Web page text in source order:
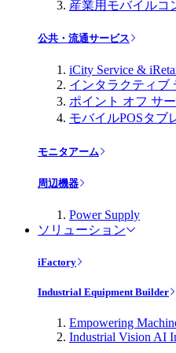
産業用モバイルコ
公共・流通サービス
iCity Service &
インタラクティブ
ポイント オフ サ
モバイルPOSタブ
モニタアーム
周辺機器
Power Supply
ソリューション
iFactory
Industrial Equipment Builder
Empowering
Industrial Vision AI